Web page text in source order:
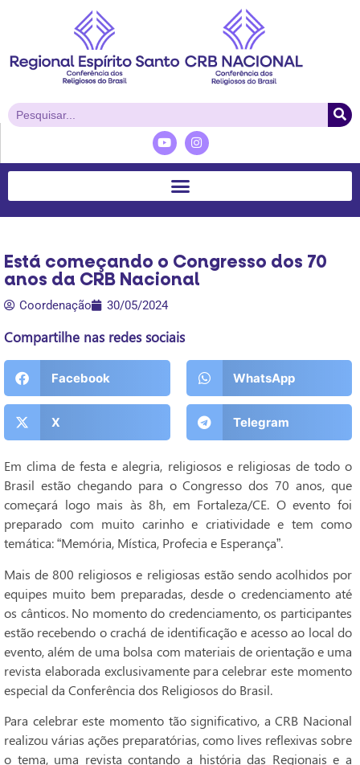
Está começando o Congresso dos 70
anos da CRB Nacional
Coordenação 30/05/2024
Compartilhe nas redes sociais
Facebook WhatsApp
X Telegram
Em clima de festa e alegria, religiosos e religiosas de todo o
Brasil estão chegando para o Congresso dos 70 anos, que
começará logo mais às 8h, em Fortaleza/CE. O evento foi
preparado com muito carinho e criatividade e tem como
temática: “Memória, Mística, Profecia e Esperança”.
Mais de 800 religiosos e religiosas estão sendo acolhidos por
equipes muito bem preparadas, desde o credenciamento até
os cânticos. No momento do credenciamento, os participantes
estão recebendo o crachá de identificação e acesso ao local do
evento, além de uma bolsa com materiais de orientação e uma
revista elaborada exclusivamente para celebrar este momento
especial da Conferência dos Religiosos do Brasil.
Para celebrar este momento tão significativo, a CRB Nacional
realizou várias ações preparatórias, como lives reflexivas sobre
o tema, uma revista contando a história das Regionais e a